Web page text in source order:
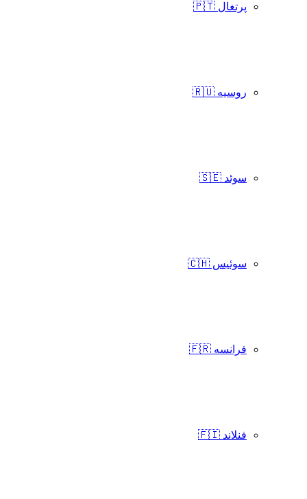
پرتغال 🇵🇹
روسیه 🇷🇺
سوئد 🇸🇪
سوئیس 🇨🇭
فرانسه 🇫🇷
فنلاند 🇫🇮